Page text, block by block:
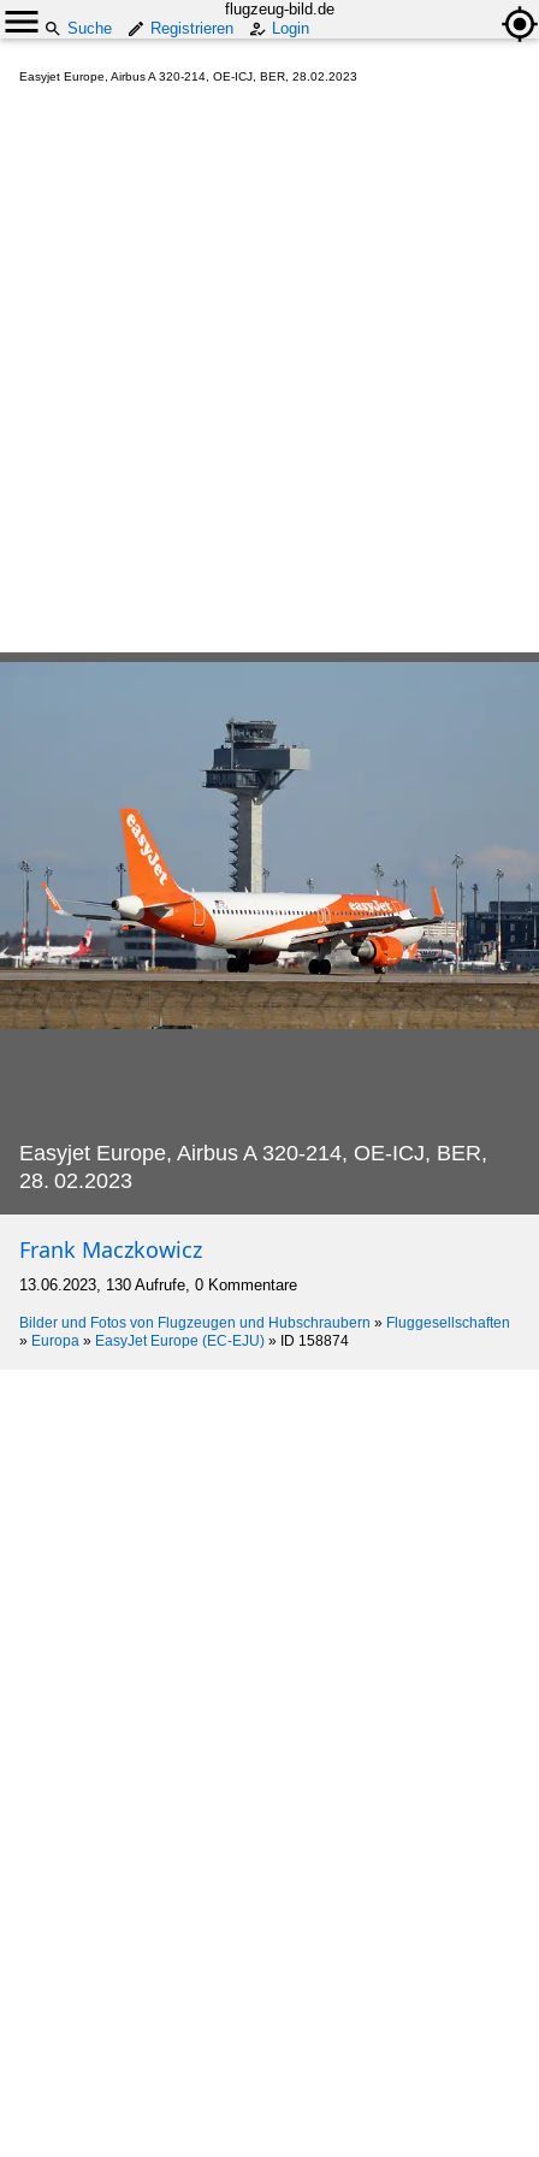
flugzeug-bild.de
Suche
Registrieren Login
Easyjet Europe, Airbus A 320-214, OE-ICJ, BER, 28.02.2023
Easyjet Europe, Airbus A 320-214, OE-ICJ, BER,
28. 02.2023
Frank Maczkowicz
13.06.2023, 130 Aufrufe, 0 Kommentare
Bilder und Fotos von Flugzeugen und Hubschraubern » Fluggesellschaften
» Europa » EasyJet Europe (EC-EJU) » ID 158874